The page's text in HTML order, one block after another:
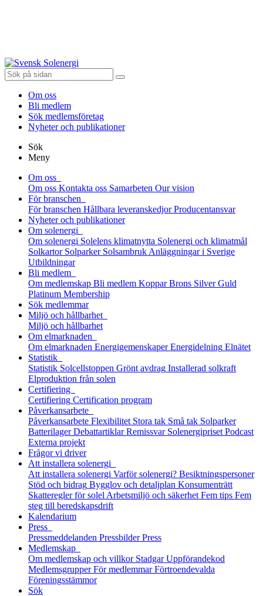
Om oss
Bli medlem
Sök medlemsföretag
Nyheter och publikationer
Sök
Meny
Om oss
Om oss Kontakta oss Samarbeten Our vision
För branschen
För branschen Hållbara leveranskedjor Producentansvar
Nyheter och publikationer
Om solenergi
Om solenergi Solelens klimatnytta Solenergi och klimatmål
Solkartor Solparker Solsambruk Anläggningar i Sverige
Utbildningar
Bli medlem
Om medlemskap Bli medlem Koppar Brons Silver Guld
Platinum Membership
Sök medlemmar
Miljö och hållbarhet
Miljö och hållbarhet
Om elmarknaden
Om elmarknaden Energigemenskaper Energidelning Elnätet
Statistik
Statistik Solcellstoppen Grönt avdrag Installerad solkraft
Elproduktion från solen
Certifiering
Certifiering Certification program
Påverkansarbete
Påverkansarbete Flexibilitet Stora tak Små tak Solparker
Batterilager Debattartiklar Remissvar Solenergipriset Podcast
Externa projekt
Frågor vi driver
Att installera solenergi
Att installera solenergi Varför solenergi? Besiktningspersoner
Stöd och bidrag Bygglov och detaljplan Konsumenträtt
Skatteregler för solel Arbetsmiljö och säkerhet Fem tips Fem
steg till beredskaps­drift
Kalendarium
Press
Pressmeddelanden Pressbilder Press
Medlemskap
Om medlemskap och villkor Stadgar Uppförandekod
Medlemsgrupper För medlemmar Förtroendevalda
Föreningsstämmor
Sök